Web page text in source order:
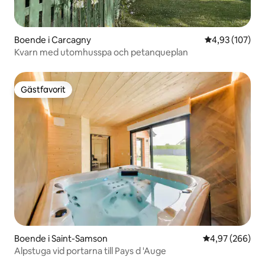
Boende i Carcagny 4,93 av 5 i
4,93 (107)
Kvarn med utomhusspa och petanqueplan
Gästfavorit
Gästfavorit
Boende i Saint-Samson 4,97 av 5 i
4,97 (266)
Alpstuga vid portarna till Pays d 'Auge